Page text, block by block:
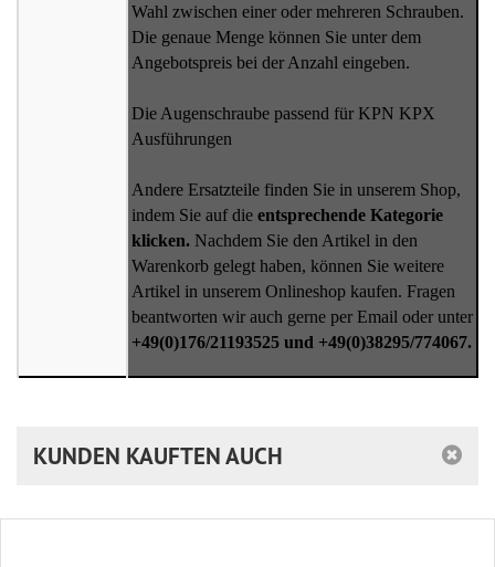
Wahl zwischen einer oder mehreren Schrauben.
Die genaue Menge können Sie unter dem
Angebotspreis bei der Anzahl eingeben.
Die Augenschraube passend für KPN KPX
Ausführungen
Andere Ersatzteile finden Sie in unserem Shop,
indem Sie auf die entsprechende Kategorie
klicken. Nachdem Sie den Artikel in den
Warenkorb gelegt haben, können Sie weitere
Artikel in unserem Onlineshop kaufen. Fragen
beantworten wir auch gerne per Email oder unter
+49(0)176/21193525 und +49(0)38295/774067.
KUNDEN KAUFTEN AUCH